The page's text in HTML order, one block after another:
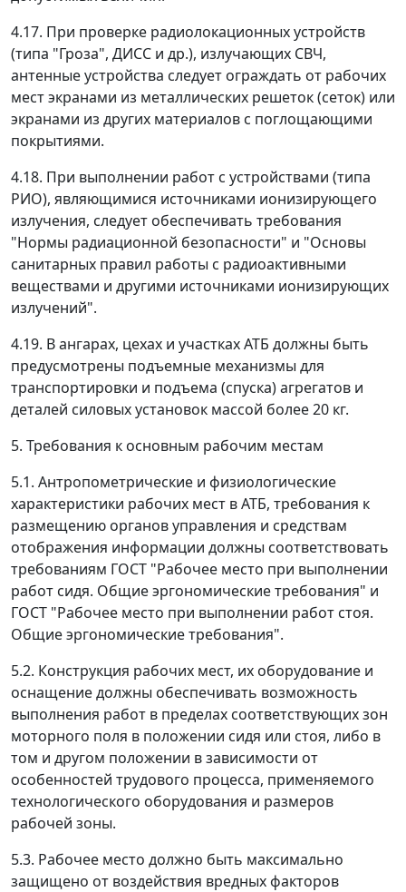
4.17. При проверке радиолокационных устройств
(типа "Гроза", ДИСС и др.), излучающих СВЧ,
антенные устройства следует ограждать от рабочих
мест экранами из металлических решеток (сеток) или
экранами из других материалов с поглощающими
покрытиями.
4.18. При выполнении работ с устройствами (типа
РИО), являющимися источниками ионизирующего
излучения, следует обеспечивать требования
"Нормы радиационной безопасности" и "Основы
санитарных правил работы с радиоактивными
веществами и другими источниками ионизирующих
излучений".
4.19. В ангарах, цехах и участках АТБ должны быть
предусмотрены подъемные механизмы для
транспортировки и подъема (спуска) агрегатов и
деталей силовых установок массой более 20 кг.
5. Требования к основным рабочим местам
5.1. Антропометрические и физиологические
характеристики рабочих мест в АТБ, требования к
размещению органов управления и средствам
отображения информации должны соответствовать
требованиям ГОСТ "Рабочее место при выполнении
работ сидя. Общие эргономические требования" и
ГОСТ "Рабочее место при выполнении работ стоя.
Общие эргономические требования".
5.2. Конструкция рабочих мест, их оборудование и
оснащение должны обеспечивать возможность
выполнения работ в пределах соответствующих зон
моторного поля в положении сидя или стоя, либо в
том и другом положении в зависимости от
особенностей трудового процесса, применяемого
технологического оборудования и размеров
рабочей зоны.
5.3. Рабочее место должно быть максимально
защищено от воздействия вредных факторов